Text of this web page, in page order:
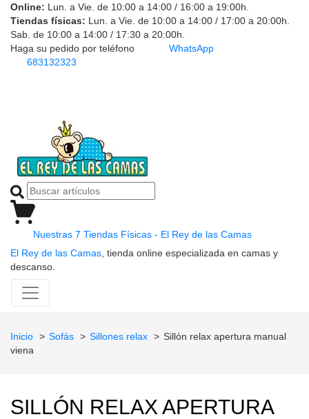
Online: Lun. a Vie. de 10:00 a 14:00 / 16:00 a 19:00h.
Tiendas físicas: Lun. a Vie. de 10:00 a 14:00 / 17:00 a 20:00h.
Sab. de 10:00 a 14:00 / 17:30 a 20:00h.
Haga su pedido por teléfono
683132323
WhatsApp
Nuestras 7 Tiendas Físicas - El Rey de las Camas
El Rey de las Camas , tienda online especializada en camas y
descanso.
Inicio Sofás Sillones relax
Sillón relax apertura manual
viena
SILLÓN RELAX APERTURA